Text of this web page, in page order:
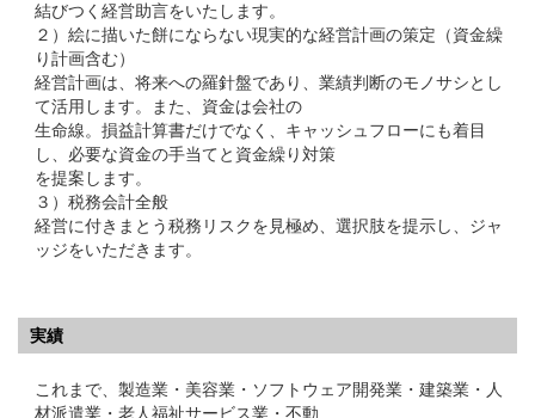
結びつく経営助言をいたします。
２）絵に描いた餅にならない現実的な経営計画の策定（資金繰
り計画含む）
経営計画は、将来への羅針盤であり、業績判断のモノサシとし
て活用します。また、資金は会社の
生命線。損益計算書だけでなく、キャッシュフローにも着目
し、必要な資金の手当てと資金繰り対策
を提案します。
３）税務会計全般
経営に付きまとう税務リスクを見極め、選択肢を提示し、ジャ
ッジをいただきます。
実績
これまで、製造業・美容業・ソフトウェア開発業・建築業・人
材派遣業・老人福祉サービス業・不動